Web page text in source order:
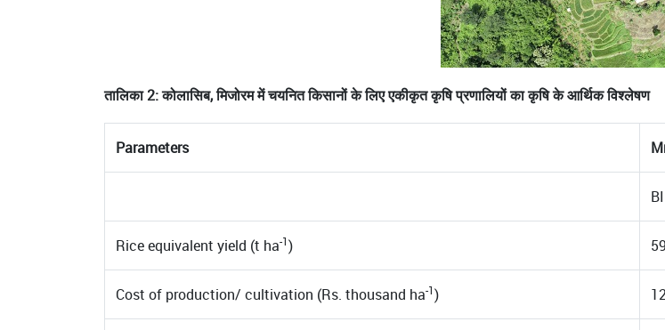
तालिका 2: कोलासिब, मिजोरम में चयनित किसानों के लिए एकीकृत कृषि प्रणालियों का कृषि के आर्थिक विश्लेषण
Parameters
BI
Rice equivalent yield (t ha-1)
Cost of production/ cultivation (Rs. thousand ha-1)